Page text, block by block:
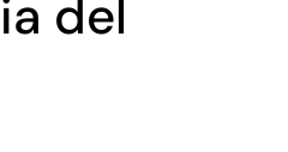
del